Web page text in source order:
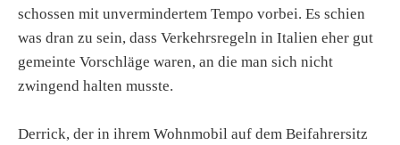
schossen mit unvermindertem Tempo vorbei. Es schien
was dran zu sein, dass Verkehrsregeln in Italien eher gut
gemeinte Vorschläge waren, an die man sich nicht
zwingend halten musste.
Derrick, der in ihrem Wohnmobil auf dem Beifahrersitz